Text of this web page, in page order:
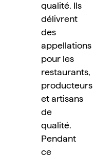
qualité. Ils
délivrent
des
appellations
pour les
restaurants,
producteurs
et artisans
de
qualité.
Pendant
ce